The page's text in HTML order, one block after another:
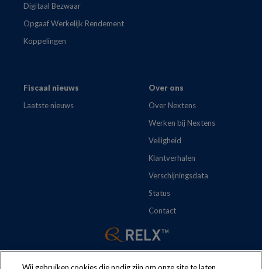
Digitaal Bezwaar
Opgaaf Werkelijk Rendement
Koppelingen
Fiscaal nieuws
Laatste nieuws
Over ons
Over Nextens
Werken bij Nextens
Veiligheid
Klantverhalen
Verschijningsdata
Status
Contact